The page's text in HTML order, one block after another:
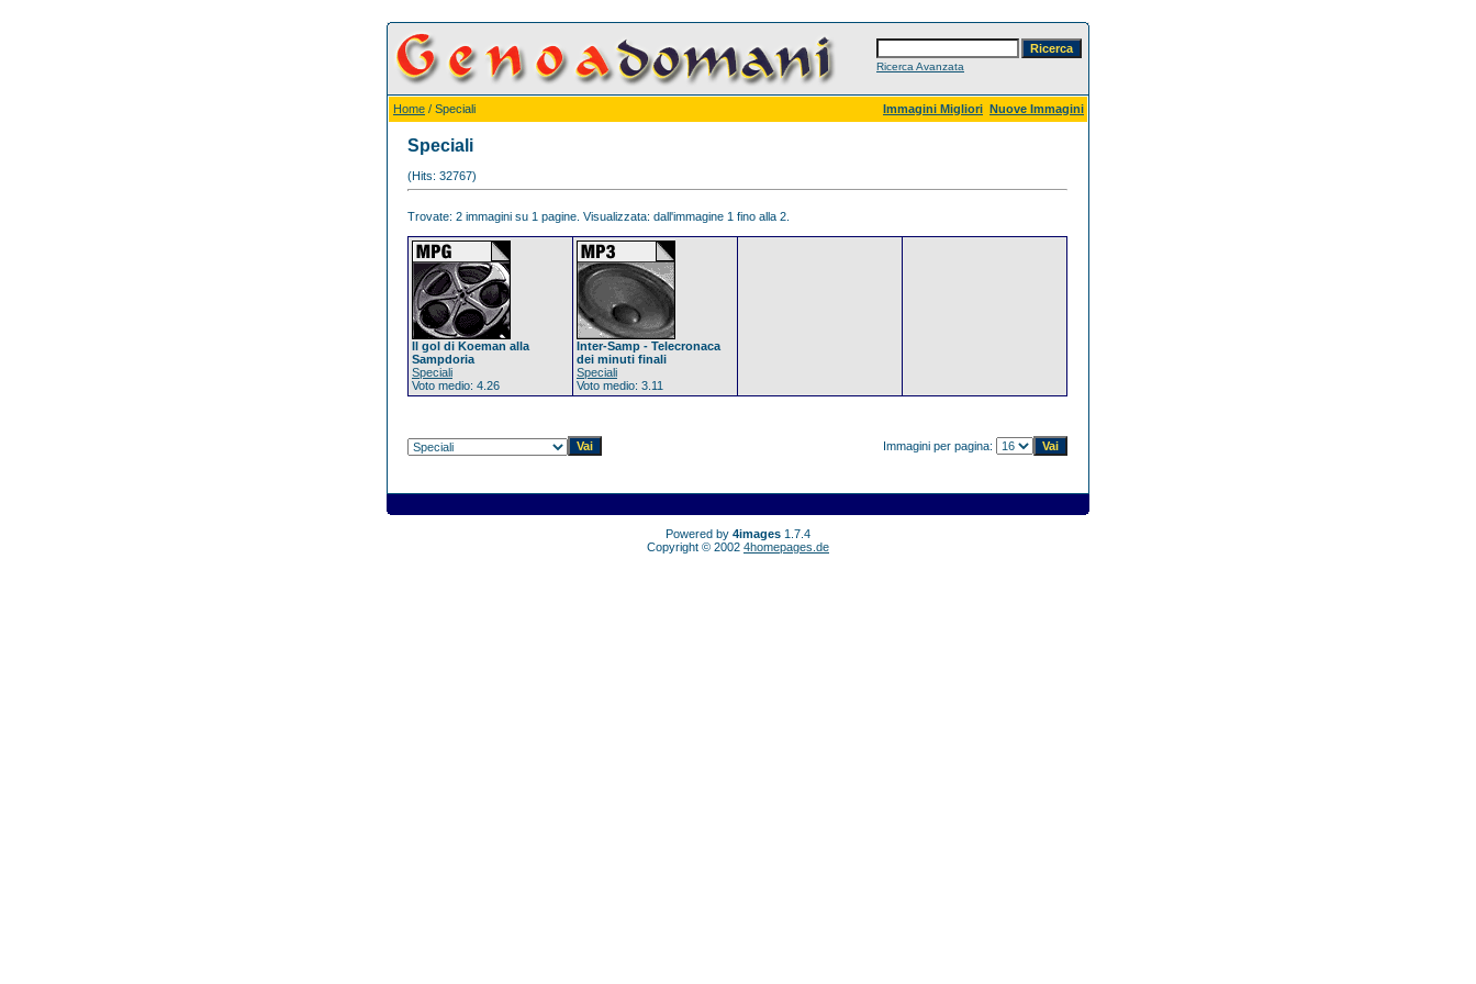
Ricerca Avanzata
Home / Speciali Immagini Migliori Nuove Immagini
Speciali
(Hits: 32767)
Trovate: 2 immagini su 1 pagine. Visualizzata: dall'immagine 1 fino alla 2.
Il gol di Koeman alla
Sampdoria
Speciali
Voto medio: 4.26
Inter-Samp - Telecronaca
dei minuti finali
Speciali
Voto medio: 3.11
Immagini per pagina:
Powered by 4images 1.7.4
Copyright © 2002 4homepages.de